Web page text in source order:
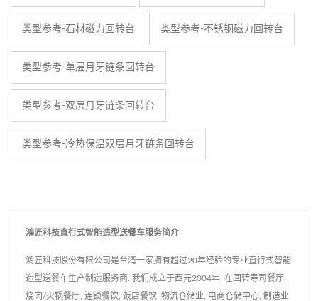
类型参考-石材磁力回转台 类型参考-不锈钢磁力回转台
类型参考-单层月牙链条回转台
类型参考-双层月牙链条回转台
类型参考-冷热保温双层月牙链条回转台
鴻匠科技直行式智能造型送餐车服务简介
鴻匠科技股份有限公司是台湾一家拥有超过20年经验的专业直行式智能
造型送餐车生产制造服务商. 我们成立于西元2004年, 在回转寿司餐厅,
烧肉/火锅餐厅, 连锁餐饮, 饭店餐饮, 物流仓储业, 电商仓储中心, 制造业